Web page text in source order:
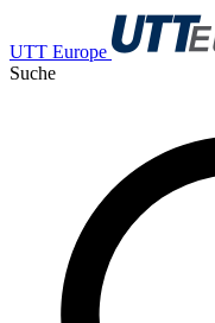
UTT Europe
Suche